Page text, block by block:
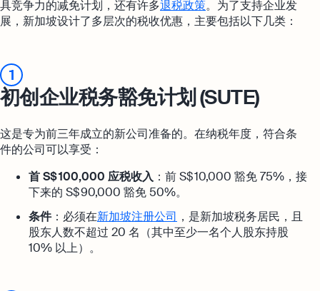
具竞争力的减免计划，还有许多退税政策。为了支持企业发
展，新加坡设计了多层次的税收优惠，主要包括以下几类：
1
初创企业税务豁免计划 (SUTE)
这是专为前三年成立的新公司准备的。在纳税年度，符合条
件的公司可以享受：
首 S$ 100,000 应税收入 ：前 S$ 10,000 豁免 75%，接
下来的 S$ 90,000 豁免 50%。
条件：必须在新加坡注册公司 ，是新加坡税务居民，且
股东人数不超过 20 名（其中至少一名个人股东持股
10% 以上）。